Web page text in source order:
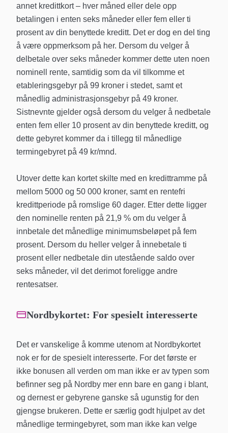
annet kredittkort – hver måned eller dele opp
betalingen i enten seks måneder eller fem eller ti
prosent av din benyttede kreditt. Det er dog en del ting
å være oppmerksom på her. Dersom du velger å
delbetale over seks måneder kommer dette uten noen
nominell rente, samtidig som da vil tilkomme et
etableringsgebyr på 99 kroner i stedet, samt et
månedlig administrasjonsgebyr på 49 kroner.
Sistnevnte gjelder også dersom du velger å nedbetale
enten fem eller 10 prosent av din benyttede kreditt, og
dette gebyret kommer da i tillegg til månedlige
termingebyret på 49 kr/mnd.
Utover dette kan kortet skilte med en kredittramme på
mellom 5000 og 50 000 kroner, samt en rentefri
kredittperiode på romslige 60 dager. Etter dette ligger
den nominelle renten på 21,9 % om du velger å
innbetale det månedlige minimumsbeløpet på fem
prosent. Dersom du heller velger å innebetale ti
prosent eller nedbetale din utestående saldo over
seks måneder, vil det derimot foreligge andre
rentesatser.
Nordbykortet: For spesielt interesserte
Det er vanskelige å komme utenom at Nordbykortet
nok er for de spesielt interesserte. For det første er
ikke bonusen all verden om man ikke er av typen som
befinner seg på Nordby mer enn bare en gang i blant,
og dernest er gebyrene ganske så ugunstig for den
gjengse brukeren. Dette er særlig godt hjulpet av det
månedlige termingebyret, som man ikke kan velge